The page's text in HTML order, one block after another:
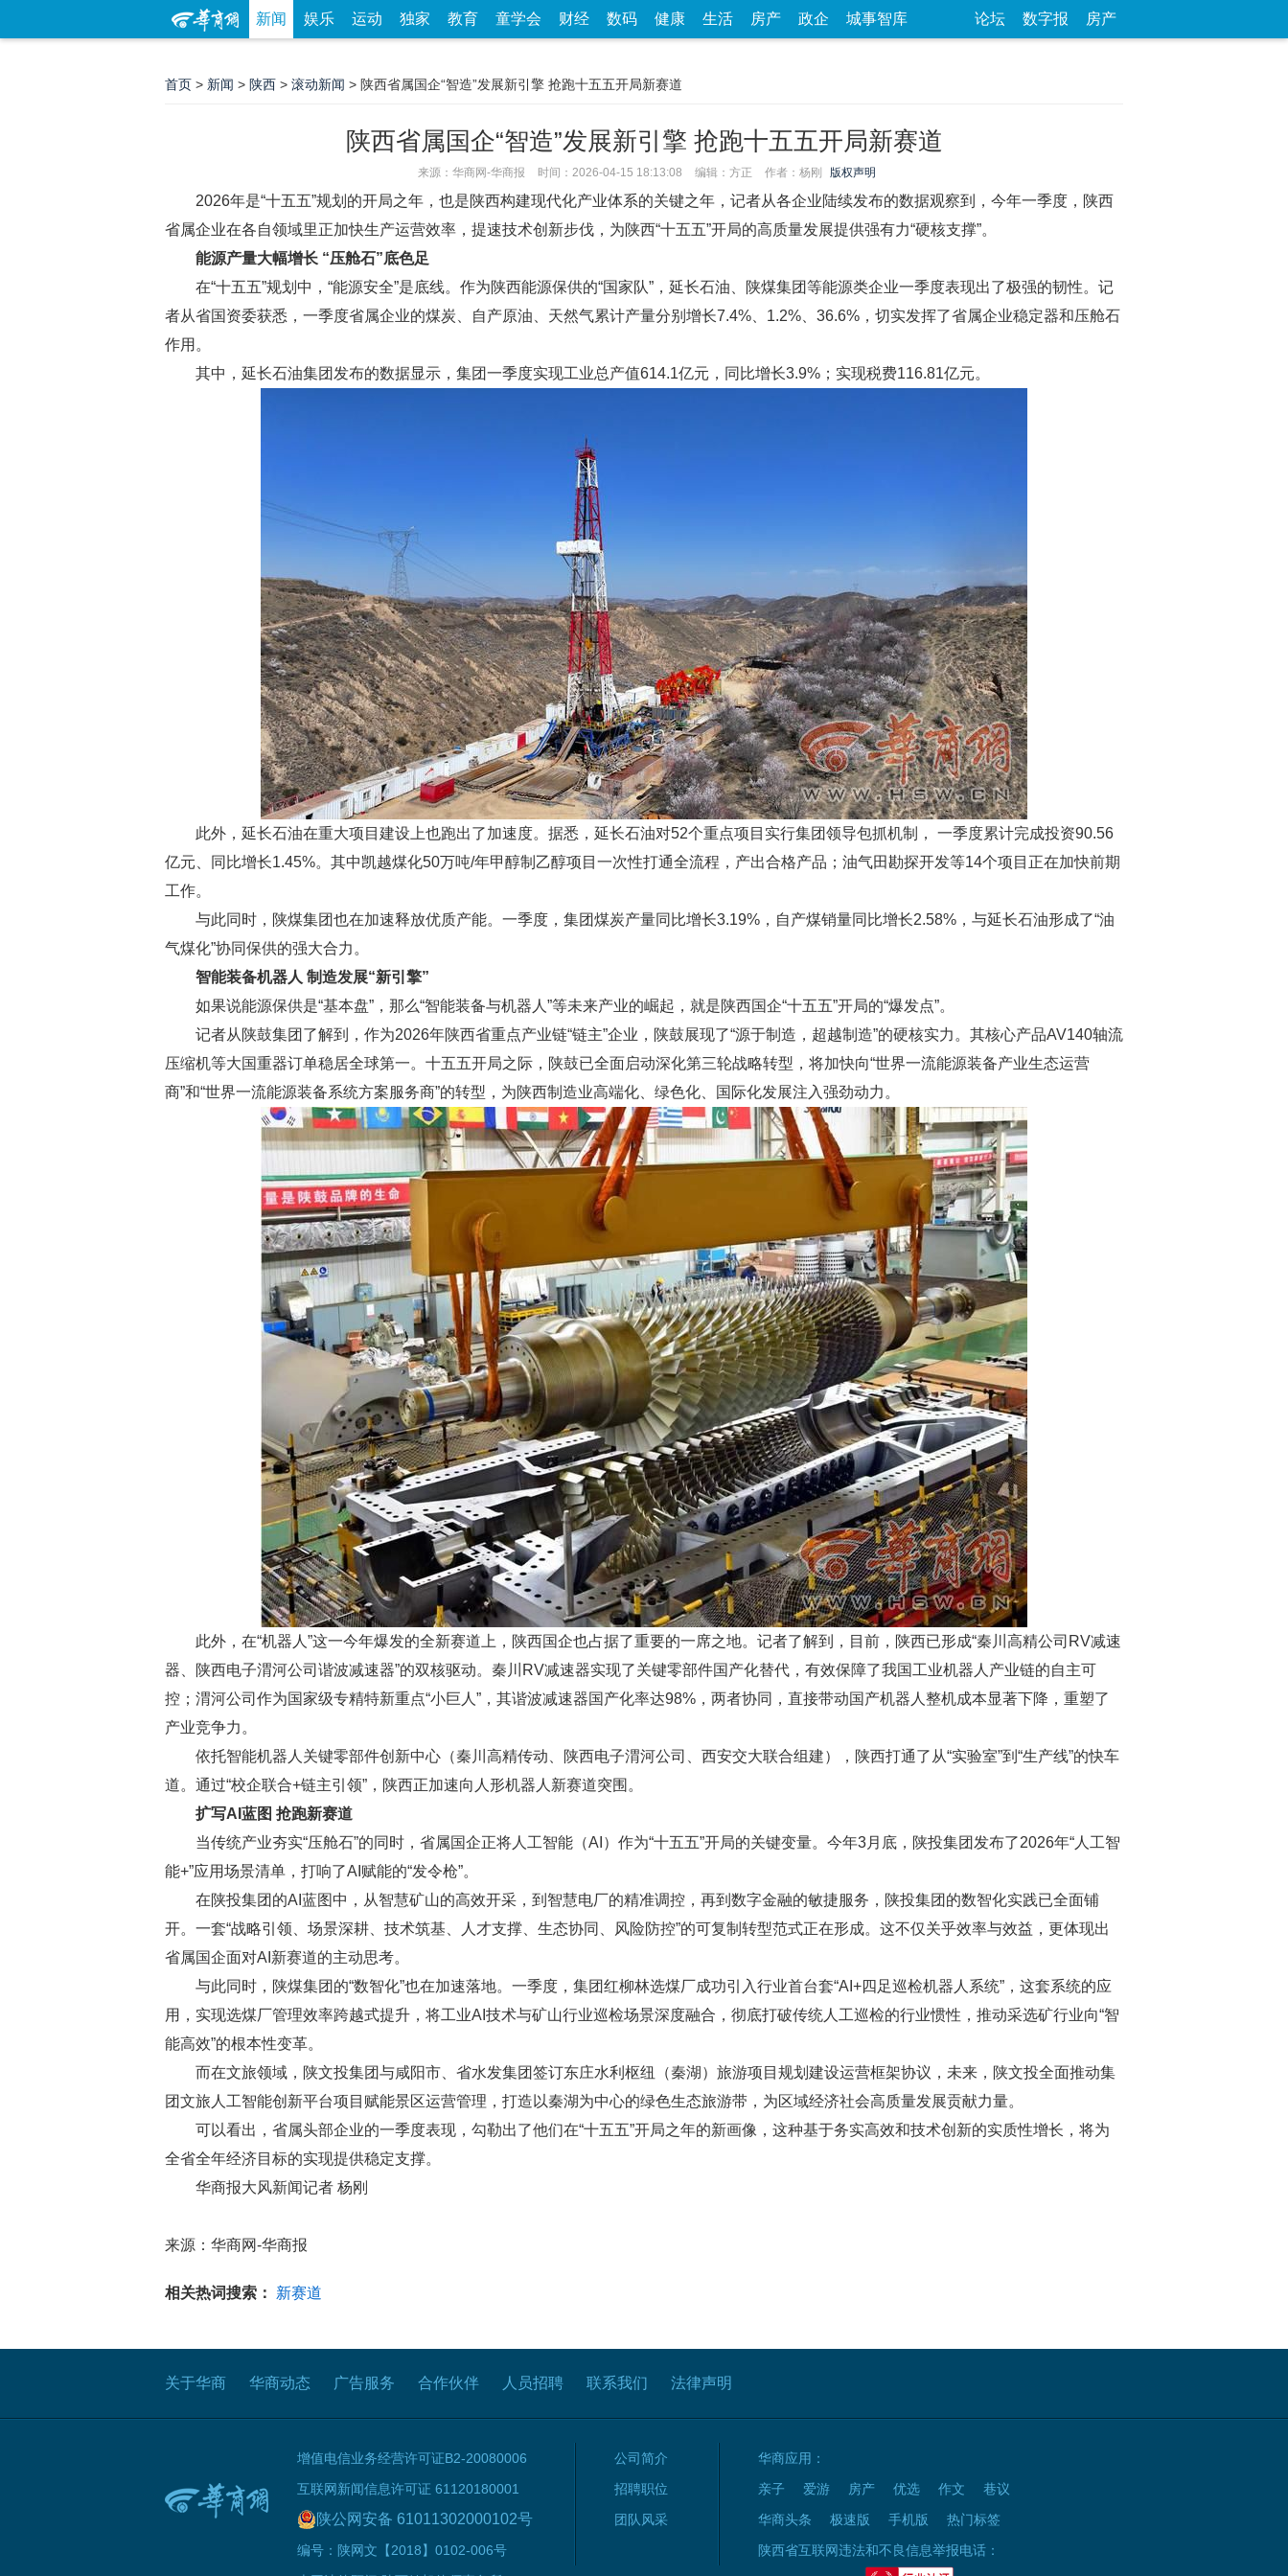
新闻 娱乐 运动 独家 教育 童学会 财经 数码 健康 生活 房产 政企 城事智库 论坛 数字报 房产
首页 > 新闻 > 陕西 > 滚动新闻 > 陕西省属国企“智造”发展新引擎 抢跑十五五开局新赛道
陕西省属国企“智造”发展新引擎 抢跑十五五开局新赛道
来源：华商网-华商报 时间：2026-04-15 18:13:08 编辑：方正 作者：杨刚 版权声明
2026年是“十五五”规划的开局之年，也是陕西构建现代化产业体系的关键之年，记者从各企业陆续发布的数据观察到，今年一季度，陕西
省属企业在各自领域里正加快生产运营效率，提速技术创新步伐，为陕西“十五五”开局的高质量发展提供强有力“硬核支撑”。
能源产量大幅增长 “压舱石”底色足
在“十五五”规划中，“能源安全”是底线。作为陕西能源保供的“国家队”，延长石油、陕煤集团等能源类企业一季度表现出了极强的韧性。记
者从省国资委获悉，一季度省属企业的煤炭、自产原油、天然气累计产量分别增长7.4%、1.2%、36.6%，切实发挥了省属企业稳定器和压舱石
作用。
其中，延长石油集团发布的数据显示，集团一季度实现工业总产值614.1亿元，同比增长3.9%；实现税费116.81亿元。
此外，延长石油在重大项目建设上也跑出了加速度。据悉，延长石油对52个重点项目实行集团领导包抓机制， 一季度累计完成投资90.56
亿元、同比增长1.45%。其中凯越煤化50万吨/年甲醇制乙醇项目一次性打通全流程，产出合格产品；油气田勘探开发等14个项目正在加快前期
工作。
与此同时，陕煤集团也在加速释放优质产能。一季度，集团煤炭产量同比增长3.19%，自产煤销量同比增长2.58%，与延长石油形成了“油
气煤化”协同保供的强大合力。
智能装备机器人 制造发展“新引擎”
如果说能源保供是“基本盘”，那么“智能装备与机器人”等未来产业的崛起，就是陕西国企“十五五”开局的“爆发点”。
记者从陕鼓集团了解到，作为2026年陕西省重点产业链“链主”企业，陕鼓展现了“源于制造，超越制造”的硬核实力。其核心产品AV140轴流
压缩机等大国重器订单稳居全球第一。十五五开局之际，陕鼓已全面启动深化第三轮战略转型，将加快向“世界一流能源装备产业生态运营
商”和“世界一流能源装备系统方案服务商”的转型，为陕西制造业高端化、绿色化、国际化发展注入强劲动力。
此外，在“机器人”这一今年爆发的全新赛道上，陕西国企也占据了重要的一席之地。记者了解到，目前，陕西已形成“秦川高精公司RV减速
器、陕西电子渭河公司谐波减速器”的双核驱动。秦川RV减速器实现了关键零部件国产化替代，有效保障了我国工业机器人产业链的自主可
控；渭河公司作为国家级专精特新重点“小巨人”，其谐波减速器国产化率达98%，两者协同，直接带动国产机器人整机成本显著下降，重塑了
产业竞争力。
依托智能机器人关键零部件创新中心（秦川高精传动、陕西电子渭河公司、西安交大联合组建），陕西打通了从“实验室”到“生产线”的快车
道。通过“校企联合+链主引领”，陕西正加速向人形机器人新赛道突围。
扩写AI蓝图 抢跑新赛道
当传统产业夯实“压舱石”的同时，省属国企正将人工智能（AI）作为“十五五”开局的关键变量。今年3月底，陕投集团发布了2026年“人工智
能+”应用场景清单，打响了AI赋能的“发令枪”。
在陕投集团的AI蓝图中，从智慧矿山的高效开采，到智慧电厂的精准调控，再到数字金融的敏捷服务，陕投集团的数智化实践已全面铺
开。一套“战略引领、场景深耕、技术筑基、人才支撑、生态协同、风险防控”的可复制转型范式正在形成。这不仅关乎效率与效益，更体现出
省属国企面对AI新赛道的主动思考。
与此同时，陕煤集团的“数智化”也在加速落地。一季度，集团红柳林选煤厂成功引入行业首台套“AI+四足巡检机器人系统”，这套系统的应
用，实现选煤厂管理效率跨越式提升，将工业AI技术与矿山行业巡检场景深度融合，彻底打破传统人工巡检的行业惯性，推动采选矿行业向“智
能高效”的根本性变革。
而在文旅领域，陕文投集团与咸阳市、省水发集团签订东庄水利枢纽（秦湖）旅游项目规划建设运营框架协议，未来，陕文投全面推动集
团文旅人工智能创新平台项目赋能景区运营管理，打造以秦湖为中心的绿色生态旅游带，为区域经济社会高质量发展贡献力量。
可以看出，省属头部企业的一季度表现，勾勒出了他们在“十五五”开局之年的新画像，这种基于务实高效和技术创新的实质性增长，将为
全省全年经济目标的实现提供稳定支撑。
华商报大风新闻记者 杨刚
来源：华商网-华商报
相关热词搜索： 新赛道
关于华商 华商动态 广告服务 合作伙伴 人员招聘 联系我们 法律声明
增值电信业务经营许可证B2-20080006
互联网新闻信息许可证 61120180001
陕公网安备 61011302000102号
编号：陕网文【2018】0102-006号
公司简介
招聘职位
团队风采
华商应用：
亲子
爱游 房产 优选 作文
巷议
华商头条
极速版 手机版
热门标签
陕西省互联网违法和不良信息举报电话：